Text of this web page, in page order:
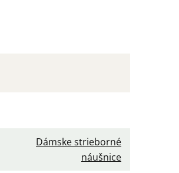
Dámske strieborné
náušnice